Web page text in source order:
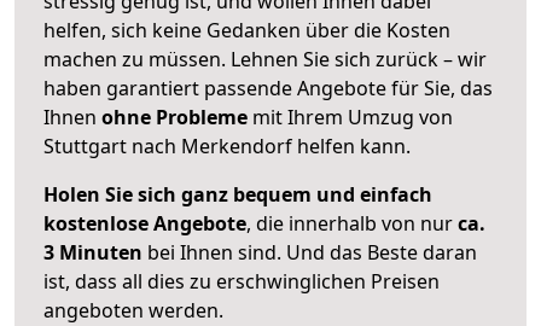
helfen, sich keine Gedanken über die Kosten
machen zu müssen. Lehnen Sie sich zurück – wir
haben garantiert passende Angebote für Sie, das
Ihnen ohne Probleme mit Ihrem Umzug von
Stuttgart nach Merkendorf helfen kann.
Holen Sie sich ganz bequem und einfach
kostenlose Angebote, die innerhalb von nurca.
3 Minuten bei Ihnen sind. Und das Beste daran
ist, dass all dies zu erschwinglichen Preisen
angeboten werden.